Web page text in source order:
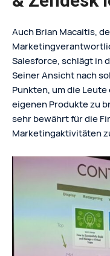
Auch Brian Macaitis,
Salesforce, schlägt in
Seiner Ansicht nach
Punkten, um die
eigenen Produkte zu
sehr bewährt für die
Marketingaktivitäten